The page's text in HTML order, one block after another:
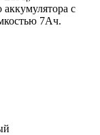
с
7Ач.